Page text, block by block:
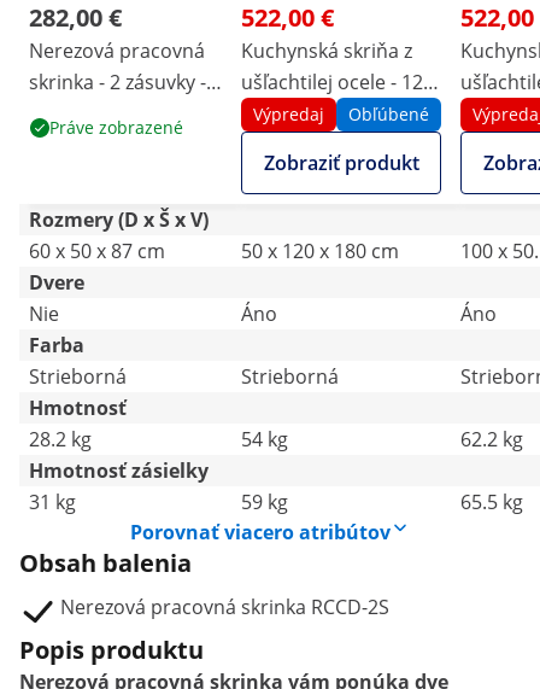
282,00 €
Nerezová pracovná
skrinka - 2 zásuvky -
50 x 60 cm - Royal
Catering
Práve zobrazené
522,00 €
Kuchynská skriňa z
ušľachtilej ocele - 120
cm
Výpredaj Obľúbené
Zobraziť produkt
522,00
1000 x
- Royal
Rozmery (D x Š x V)
60 x 50 x 87 cm
50 x 120 x 180 cm
100 x
Dvere
Nie
Áno
Áno
Farba
Strieborná
Strieborná
Hmotnosť
28.2 kg
54 kg
62.2 kg
Hmotnosť zásielky
31 kg
59 kg
65.5 kg
Porovnať viacero atribútov
Obsah balenia
Nerezová pracovná skrinka RCCD-2S
Popis produktu
Nerezová pracovná skrinka vám ponúka dve